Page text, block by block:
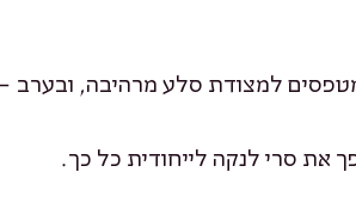
מטפסים למצודת סלע מרהיבה,
את סרי לנקה לייחודית כל כך.